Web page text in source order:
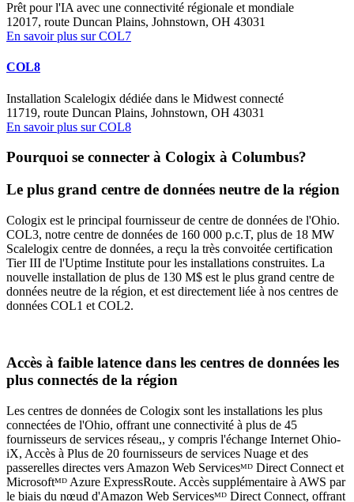
Prêt pour l'IA avec une connectivité régionale et mondiale
12017, route Duncan Plains, Johnstown, OH 43031
En savoir plus sur COL7
COL8
Installation Scalelogix dédiée dans le Midwest connecté
11719, route Duncan Plains, Johnstown, OH 43031
En savoir plus sur COL8
Pourquoi se connecter à Cologix à Columbus?
Le plus grand centre de données neutre de la région
Cologix est le principal fournisseur de centre de données de l'Ohio.
COL3, notre centre de données de 160 000 p.c.T, plus de 18 MW
Scalelogix centre de données, a reçu la très convoitée certification
Tier III de l'Uptime Institute pour les installations construites. La
nouvelle installation de plus de 130 M$ est le plus grand centre de
données neutre de la région, et est directement liée à nos centres de
données COL1 et COL2.
Accès à faible latence dans les centres de données les
plus connectés de la région
Les centres de données de Cologix sont les installations les plus
connectées de l'Ohio, offrant une connectivité à plus de 45
fournisseurs de services réseau,, y compris l'échange Internet Ohio-
iX, Accès à Plus de 20 fournisseurs de services Nuage et des
passerelles directes vers Amazon Web Servicesᴹᴰ Direct Connect et
Microsoftᴹᴰ Azure ExpressRoute. Accès supplémentaire à AWS par
le biais du nœud d'Amazon Web Servicesᴹᴰ Direct Connect, offrant